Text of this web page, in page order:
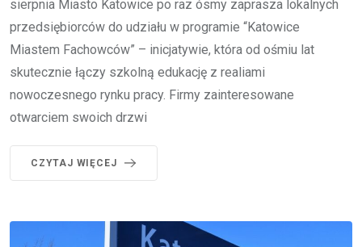
sierpnia Miasto Katowice po raz ósmy zaprasza lokalnych
przedsiębiorców do udziału w programie “Katowice
Miastem Fachowców” – inicjatywie, która od ośmiu lat
skutecznie łączy szkolną edukację z realiami
nowoczesnego rynku pracy. Firmy zainteresowane
otwarciem swoich drzwi
CZYTAJ WIĘCEJ